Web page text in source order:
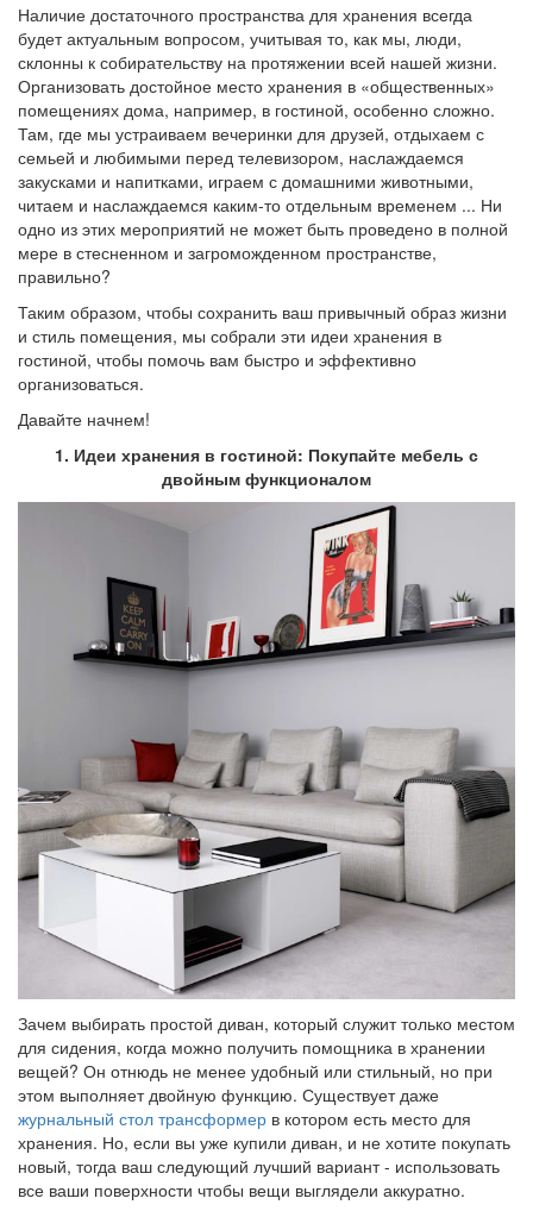
Наличие достаточного пространства для хранения всегда
будет актуальным вопросом, учитывая то, как мы, люди,
склонны к собирательству на протяжении всей нашей жизни.
Организовать достойное место хранения в «общественных»
помещениях дома, например, в гостиной, особенно сложно.
Там, где мы устраиваем вечеринки для друзей, отдыхаем с
семьей и любимыми перед телевизором, наслаждаемся
закусками и напитками, играем с домашними животными,
читаем и наслаждаемся каким-то отдельным временем ... Ни
одно из этих мероприятий не может быть проведено в полной
мере в стесненном и загроможденном пространстве,
правильно?
Таким образом, чтобы сохранить ваш привычный образ жизни
и стиль помещения, мы собрали эти идеи хранения в
гостиной, чтобы помочь вам быстро и эффективно
организоваться.
Давайте начнем!
1. Идеи хранения в гостиной: Покупайте мебель с
двойным функционалом
Зачем выбирать простой диван, который служит только местом
для сидения, когда можно получить помощника в хранении
вещей? Он отнюдь не менее удобный или стильный, но при
этом выполняет двойную функцию. Существует даже
журнальный стол трансформер в котором есть место для
хранения. Но, если вы уже купили диван, и не хотите покупать
новый, тогда ваш следующий лучший вариант - использовать
все ваши поверхности чтобы вещи выглядели аккуратно.